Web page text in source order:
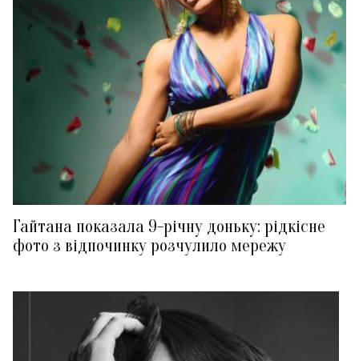
Гайтана показала 9-річну доньку: рідкісне
фото з відпочинку розчулило мережу